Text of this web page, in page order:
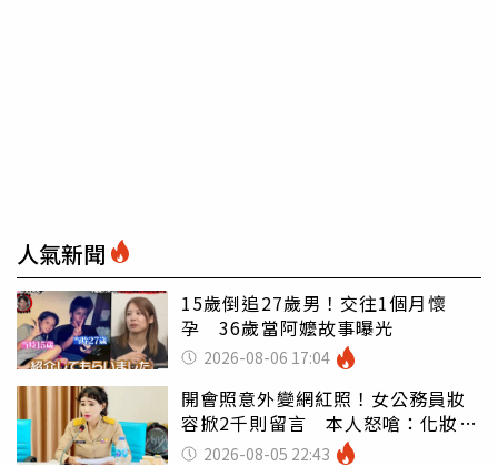
人氣新聞
15歲倒追27歲男！交往1個月懷
孕 36歲當阿嬤故事曝光
2026-08-06 17:04
開會照意外變網紅照！女公務員妝
容掀2千則留言 本人怒嗆：化妝有
錯嗎2026-08-05 22:43